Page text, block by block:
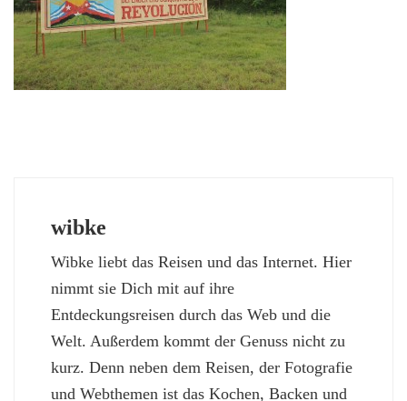
wibke
Wibke liebt das Reisen und das Internet. Hier
nimmt sie Dich mit auf ihre
Entdeckungsreisen durch das Web und die
Welt. Außerdem kommt der Genuss nicht zu
kurz. Denn neben dem Reisen, der Fotografie
und Webthemen ist das Kochen, Backen und